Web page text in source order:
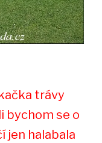
trávy
bychom se o
jen halabala